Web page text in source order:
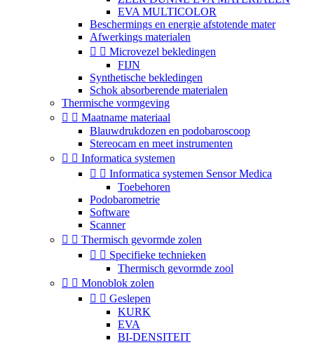
EVA MULTICOLOR
Beschermings en energie afstotende mater
Afwerkings materialen
  Microvezel bekledingen
FIJN
Synthetische bekledingen
Schok absorberende materialen
Thermische vormgeving
  Maatname materiaal
Blauwdrukdozen en podobaroscoop
Stereocam en meet instrumenten
  Informatica systemen
  Informatica systemen Sensor Medica
Toebehoren
Podobarometrie
Software
Scanner
  Thermisch gevormde zolen
  Specifieke technieken
Thermisch gevormde zool
  Monoblok zolen
  Geslepen
KURK
EVA
BI-DENSITEIT